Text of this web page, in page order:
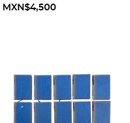
69, en 24 volúmenes.
MXN$4,500